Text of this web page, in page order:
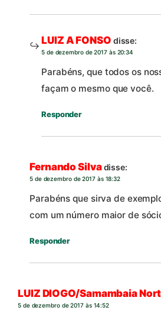
LUIZ A FONSO disse:
5 de dezembro de 2017 às 20:34
Parabéns, que todos os
façam o mesmo que você.
Responder
Fernando Silvadisse:
5 de dezembro de 2017 às 18:32
Parabéns que sirva de
com um número maior de
Responder
LUIZ DIOGO/Samambaia
5 de dezembro de 2017 às 14:52